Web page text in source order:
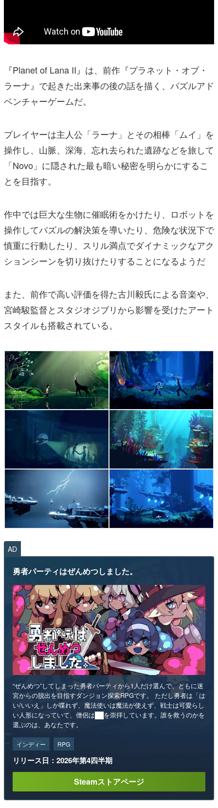
『Planet of Lana II』は、前作『プラネット・オブ・
ラーナ』で起きた出来事の後の話を描く、パズルアド
ベンチャーゲームだ。
プレイヤーは主人公「ラーナ」とその相棒「ムイ」を
操作し、山脈、深海、忘れ去られた遺跡などを旅して
「Novo」に隠された最も暗い秘密を明らかにするこ
とを目指す。
作中では巨大な生物に催眠術をかけたり、ロボットを
操作してパズルの解決策を導いたり、危険な状況下で
慎重に行動したり、スリル満点でダイナミックなアク
ションシーンを切り抜けたりすることになるようだ
また、前作で高い評価を得た古川毅氏による音楽や、
宮崎駿監督とスタジオジブリから影響を受けたアート
スタイルも搭載されている。
AD
勇者パーティはぜんめつしました。
“ぜんめつ”してしまった勇者パーティから1人だけ選んで、ともに迷
宮からの脱出を目指すダンジョン探索RPGです。 ただし勇者は「は
い/いいえ」しか喋れず、魔法使いは魔法が使えず、戦士は可愛らし
い人形になっていて、僧侶は██を崇拝しています。誰を救うのかを
選ぶのは、あなたです。
インディー RPG
リリース日：2026年第4四半期
Steamストアページ